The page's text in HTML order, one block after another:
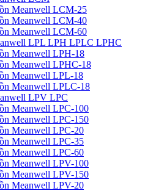
Meanwell LCM-25
Meanwell LCM-40
Meanwell LCM-60
LPL LPH LPLC LPHC
Meanwell LPH-18
Meanwell LPHC-18
Meanwell LPL-18
Meanwell LPLC-18
LPV LPC
Meanwell LPC-100
Meanwell LPC-150
Meanwell LPC-20
Meanwell LPC-35
Meanwell LPC-60
Meanwell LPV-100
Meanwell LPV-150
Meanwell LPV-20